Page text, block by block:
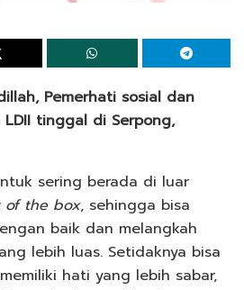
Pemerhati sosial dan
tinggal di Serpong,
sering berada di luar
of the box, sehingga bisa
baik dan melangkah
lebih luas. Setidaknya bisa
hati yang lebih sabar,